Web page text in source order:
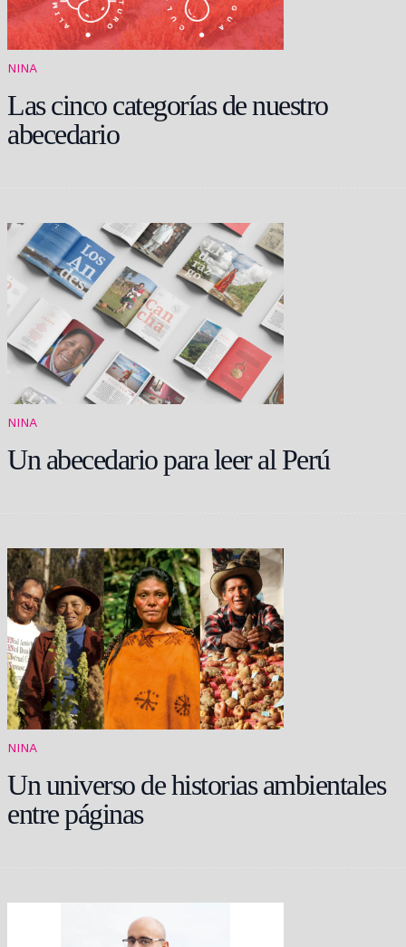
NINA
Las cinco categorías de nuestro
abecedario
NINA
Un abecedario para leer al Perú
NINA
Un universo de historias ambientales
entre páginas